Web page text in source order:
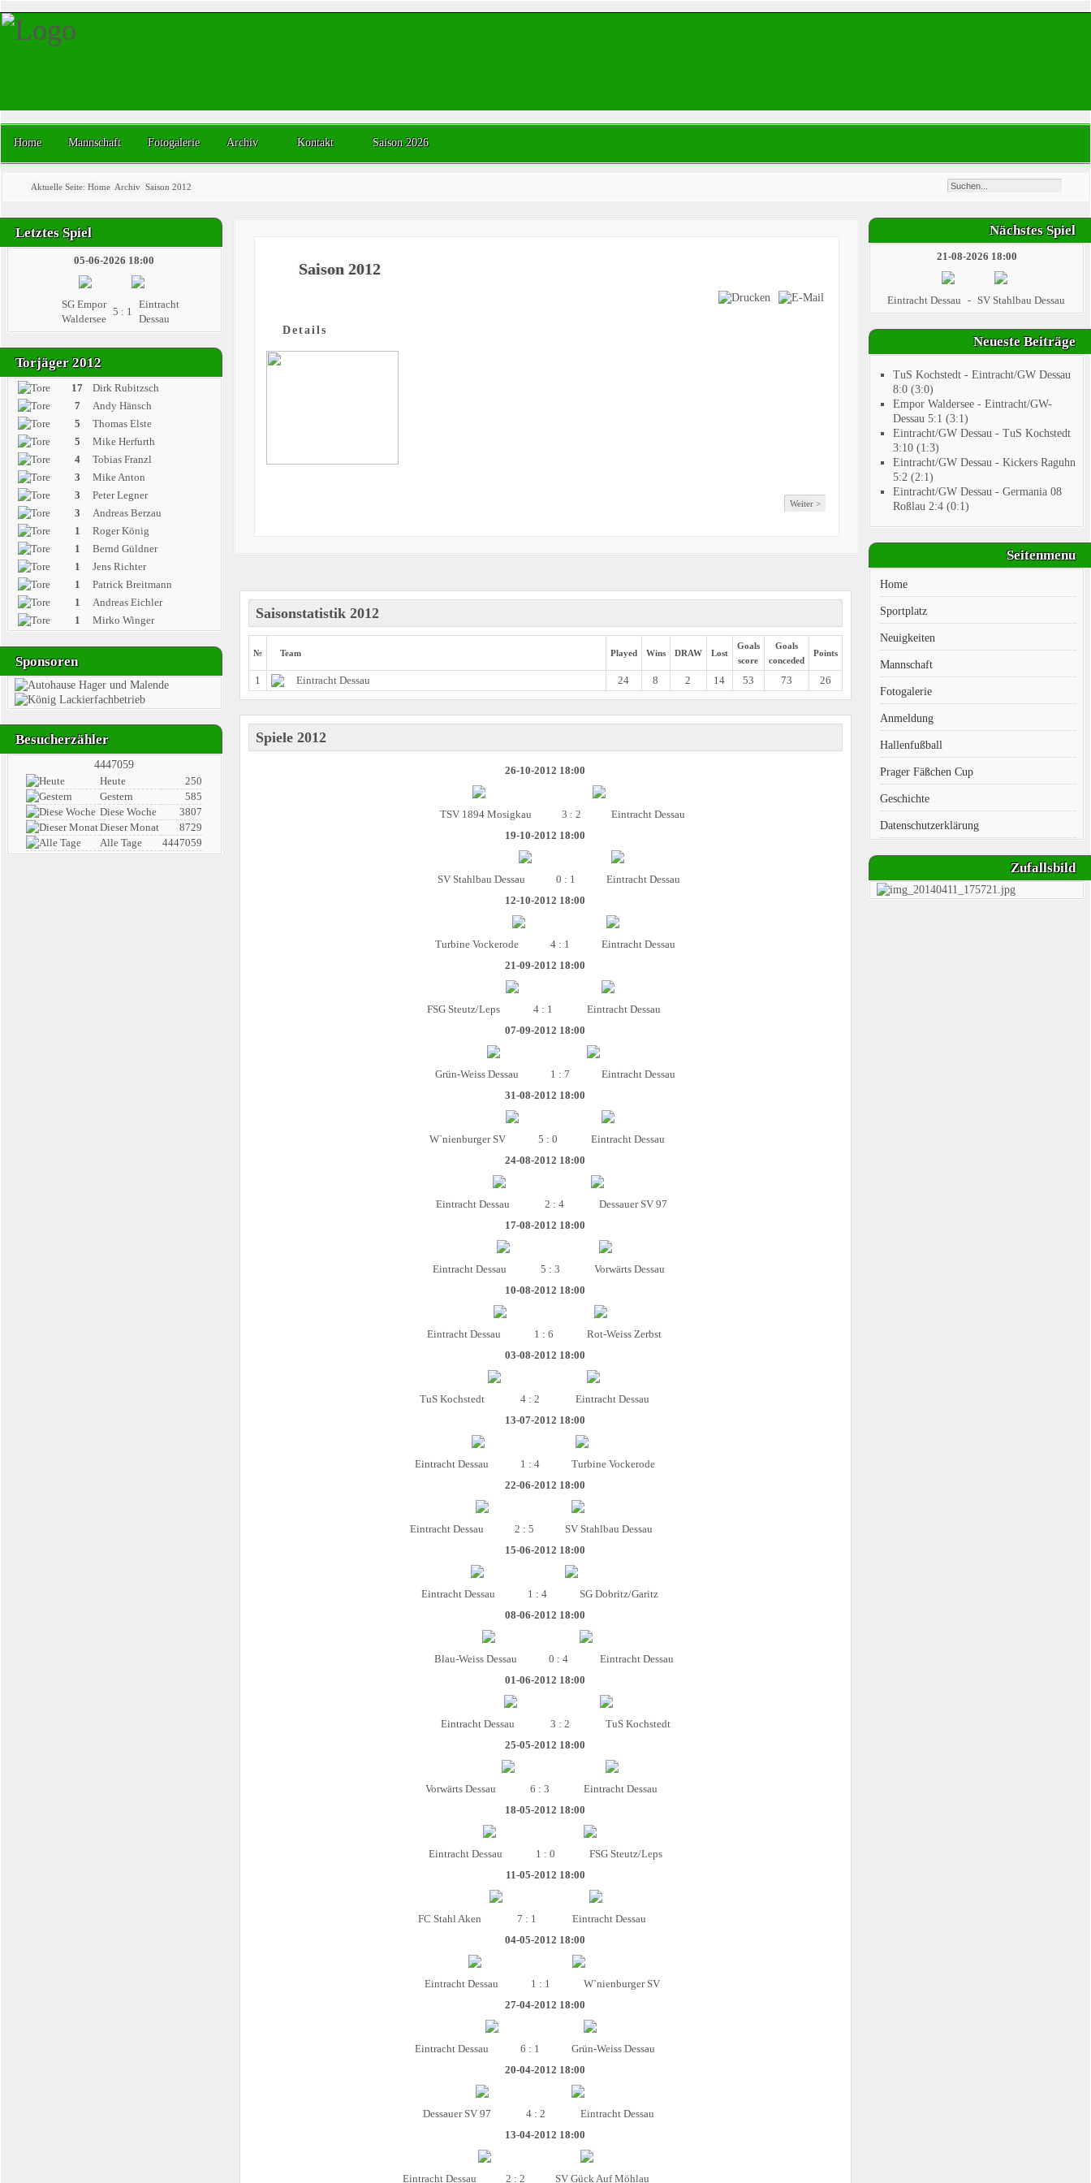
Home Mannschaft Fotogalerie Archiv Kontakt Saison 2026
Aktuelle Seite: Home Archiv Saison 2012
Letztes Spiel
05-06-2026 18:00
SG Empor
Waldersee
5 : 1
Eintracht
Dessau
Torjäger 2012
17
Dirk Rubitzsch
7
Andy Hänsch
5
Thomas Elste
5
Mike Herfurth
4
Tobias Franzl
3
Mike Anton
3
Peter Legner
3
Andreas Berzau
1
Roger König
1
Bernd Güldner
1
Jens Richter
1
Patrick Breitmann
1
Andreas Eichler
1
Mirko Winger
Sponsoren
Besucherzähler
4447059
Heute
250
Gestern
585
Diese Woche
3807
Dieser Monat
8729
Alle Tage
4447059
Saison 2012
Details
Weiter >
Saisonstatistik 2012
№ Team Played Wins DRAW Lost
Goals
score
Goals
conceded
Points
1 Eintracht Dessau 24 8 2 14 53 73 26
Spiele 2012
26-10-2012 18:00
TSV 1894 Mosigkau 3 : 2
Eintracht Dessau
19-10-2012 18:00
SV Stahlbau Dessau 0 : 1
Eintracht Dessau
12-10-2012 18:00
Turbine Vockerode 4 : 1
Eintracht Dessau
21-09-2012 18:00
FSG Steutz/Leps 4 : 1
Eintracht Dessau
07-09-2012 18:00
Grün-Weiss Dessau 1 : 7
Eintracht Dessau
31-08-2012 18:00
W`nienburger SV 5 : 0
Eintracht Dessau
24-08-2012 18:00
Eintracht Dessau 2 : 4
Dessauer SV 97
17-08-2012 18:00
Eintracht Dessau 5 : 3
Vorwärts Dessau
10-08-2012 18:00
Eintracht Dessau 1 : 6
Rot-Weiss Zerbst
03-08-2012 18:00
TuS Kochstedt 4 : 2
Eintracht Dessau
13-07-2012 18:00
Eintracht Dessau 1 : 4
Turbine Vockerode
22-06-2012 18:00
Eintracht Dessau 2 : 5
SV Stahlbau Dessau
15-06-2012 18:00
Eintracht Dessau 1 : 4
SG Dobritz/Garitz
08-06-2012 18:00
Blau-Weiss Dessau 0 : 4
Eintracht Dessau
01-06-2012 18:00
Eintracht Dessau 3 : 2
TuS Kochstedt
25-05-2012 18:00
Vorwärts Dessau 6 : 3
Eintracht Dessau
18-05-2012 18:00
Eintracht Dessau 1 : 0
FSG Steutz/Leps
11-05-2012 18:00
FC Stahl Aken 7 : 1
Eintracht Dessau
04-05-2012 18:00
Eintracht Dessau 1 : 1
W`nienburger SV
27-04-2012 18:00
Eintracht Dessau 6 : 1
Grün-Weiss Dessau
20-04-2012 18:00
Dessauer SV 97 4 : 2
Eintracht Dessau
13-04-2012 18:00
Eintracht Dessau 2 : 2 SV Gück Auf Möhlau
Nächstes Spiel
21-08-2026 18:00
Eintracht Dessau - SV Stahlbau Dessau
Neueste Beiträge
TuS Kochstedt - Eintracht/GW Dessau
8:0 (3:0)
Empor Waldersee - Eintracht/GW-
Dessau 5:1 (3:1)
Eintracht/GW Dessau - TuS Kochstedt
3:10 (1:3)
Eintracht/GW Dessau - Kickers Raguhn
5:2 (2:1)
Eintracht/GW Dessau - Germania 08
Roßlau 2:4 (0:1)
Seitenmenu
Home
Sportplatz
Neuigkeiten
Mannschaft
Fotogalerie
Anmeldung
Hallenfußball
Prager Fäßchen Cup
Geschichte
Datenschutzerklärung
Zufallsbild